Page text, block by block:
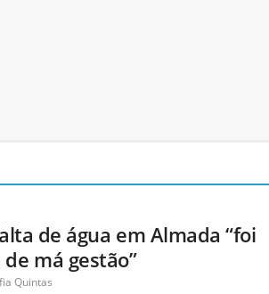
de água em Almada “foi
má gestão”
Quintas